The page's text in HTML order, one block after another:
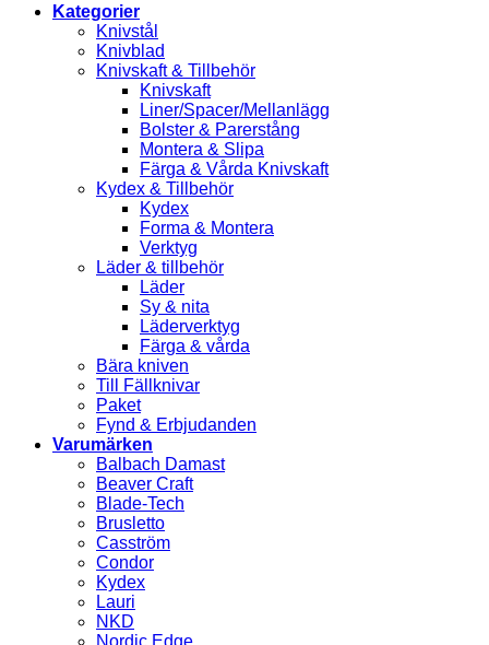
Kategorier
Knivstål
Knivblad
Knivskaft & Tillbehör
Knivskaft
Liner/Spacer/Mellanlägg
Bolster & Parerstång
Montera & Slipa
Färga & Vårda Knivskaft
Kydex & Tillbehör
Kydex
Forma & Montera
Verktyg
Läder & tillbehör
Läder
Sy & nita
Läderverktyg
Färga & vårda
Bära kniven
Till Fällknivar
Paket
Fynd & Erbjudanden
Varumärken
Balbach Damast
Beaver Craft
Blade-Tech
Brusletto
Casström
Condor
Kydex
Lauri
NKD
Nordic Edge